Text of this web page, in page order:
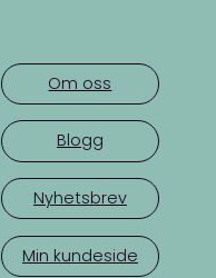
Om oss
Blogg
Nyhetsbrev
Min kundeside